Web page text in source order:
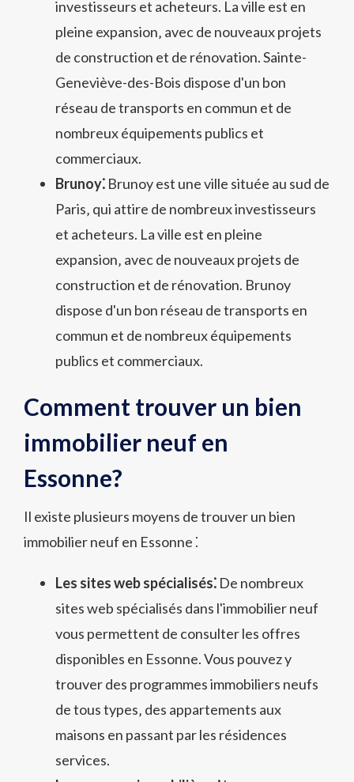
investisseurs et acheteurs. La ville est en
pleine expansion‚ avec de nouveaux projets
de construction et de rénovation. Sainte-
Geneviève-des-Bois dispose d'un bon
réseau de transports en commun et de
nombreux équipements publics et
commerciaux.
Brunoy⁚ Brunoy est une ville située au sud de
Paris‚ qui attire de nombreux investisseurs
et acheteurs. La ville est en pleine
expansion‚ avec de nouveaux projets de
construction et de rénovation. Brunoy
dispose d'un bon réseau de transports en
commun et de nombreux équipements
publics et commerciaux.
Comment trouver un bien
immobilier neuf en
Essonne?
Il existe plusieurs moyens de trouver un bien
immobilier neuf en Essonne ⁚
Les sites web spécialisés⁚ De nombreux
sites web spécialisés dans l'immobilier neuf
vous permettent de consulter les offres
disponibles en Essonne. Vous pouvez y
trouver des programmes immobiliers neufs
de tous types‚ des appartements aux
maisons en passant par les résidences
services.